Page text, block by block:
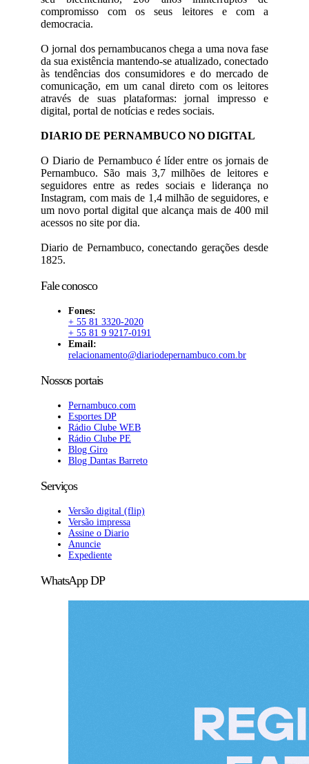
compromisso com os seus leitores e com a
democracia.
O jornal dos pernambucanos chega a uma nova fase
da sua existência mantendo-se atualizado, conectado
às tendências dos consumidores e do mercado de
comunicação, em um canal direto com os leitores
através de suas plataformas: jornal impresso e
digital, portal de notícias e redes sociais.
DIARIO DE PERNAMBUCO NO DIGITAL
O Diario de Pernambuco é líder entre os jornais de
Pernambuco. São mais 3,7 milhões de leitores e
seguidores entre as redes sociais e liderança no
Instagram, com mais de 1,4 milhão de seguidores, e
um novo portal digital que alcança mais de 400 mil
acessos no site por dia.
Diario de Pernambuco, conectando gerações desde
1825.
Fale conosco
Fones:
+ 55 81 3320-2020
+ 55 81 9 9217-0191
Email:
relacionamento@diariodepernambuco.com.br
Nossos portais
Pernambuco.com
Esportes DP
Rádio Clube WEB
Rádio Clube PE
Blog Giro
Blog Dantas Barreto
Serviços
Versão digital (flip)
Versão impressa
Assine o Diario
Anuncie
Expediente
WhatsApp DP